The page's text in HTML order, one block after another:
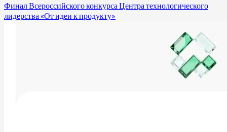
Финал Всероссийского конкурса Центра технологического
лидерства «От идеи к продукту»